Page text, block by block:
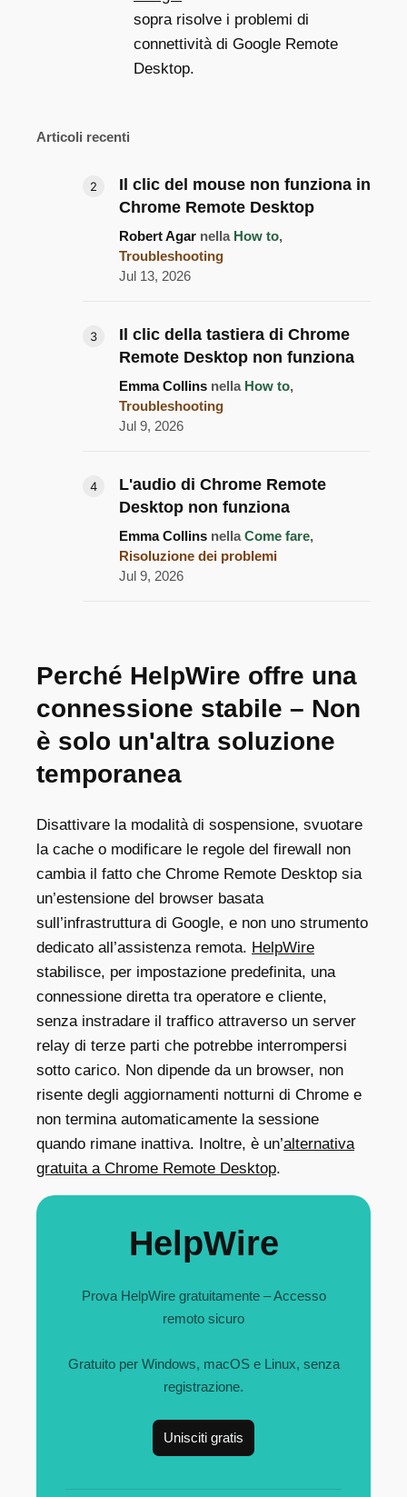
sopra risolve i problemi di
connettività di Google Remote
Desktop.
Articoli recenti
Il clic del mouse non funziona in
Chrome Remote Desktop
Robert Agar nella How to,
Troubleshooting
Jul 13, 2026
Il clic della tastiera di Chrome
Remote Desktop non funziona
Emma Collins nella How to,
Troubleshooting
Jul 9, 2026
L'audio di Chrome Remote
Desktop non funziona
Emma Collins nellaCome fare,
Risoluzione dei problemi
Jul 9, 2026
Perché HelpWire offre una
connessione stabile – Non
è solo un'altra soluzione
temporanea
Disattivare la modalità di sospensione, svuotare
la cache o modificare le regole del firewall non
cambia il fatto che Chrome Remote Desktop sia
un’estensione del browser basata
sull’infrastruttura di Google, e non uno strumento
dedicato all’assistenza remota. HelpWire
stabilisce, per impostazione predefinita, una
connessione diretta tra operatore e cliente,
senza instradare il traffico attraverso un server
relay di terze parti che potrebbe interrompersi
sotto carico. Non dipende da un browser, non
risente degli aggiornamenti notturni di Chrome e
non termina automaticamente la sessione
quando rimane inattiva. Inoltre, è un’alternativa
gratuita a Chrome Remote Desktop.
HelpWire
Prova HelpWire gratuitamente – Accesso
remoto sicuro
Gratuito per Windows, macOS e Linux, senza
registrazione.
Unisciti gratis